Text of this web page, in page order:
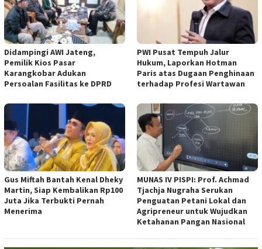
Didampingi AWI Jateng,
Pemilik Kios Pasar
Karangkobar Adukan
Persoalan Fasilitas ke DPRD
PWI Pusat Tempuh Jalur
Hukum, Laporkan Hotman
Paris atas Dugaan Penghinaan
terhadap Profesi Wartawan
Gus Miftah Bantah Kenal Dheky
Martin, Siap Kembalikan Rp100
Juta Jika Terbukti Pernah
Menerima
MUNAS IV PISPI: Prof. Achmad
Tjachja Nugraha Serukan
Penguatan Petani Lokal dan
Agripreneur untuk Wujudkan
Ketahanan Pangan Nasional